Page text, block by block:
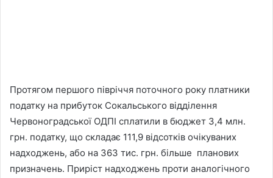
Протягом першого півріччя поточного року платники
податку на прибуток Сокальського відділення
Червоноградської ОДПІ сплатили в бюджет 3,4 млн.
грн. податку, що складає 111,9 відсотків очікуваних
надходжень, або на 363 тис. грн. більше планових
призначень. Приріст надходжень проти аналогічного